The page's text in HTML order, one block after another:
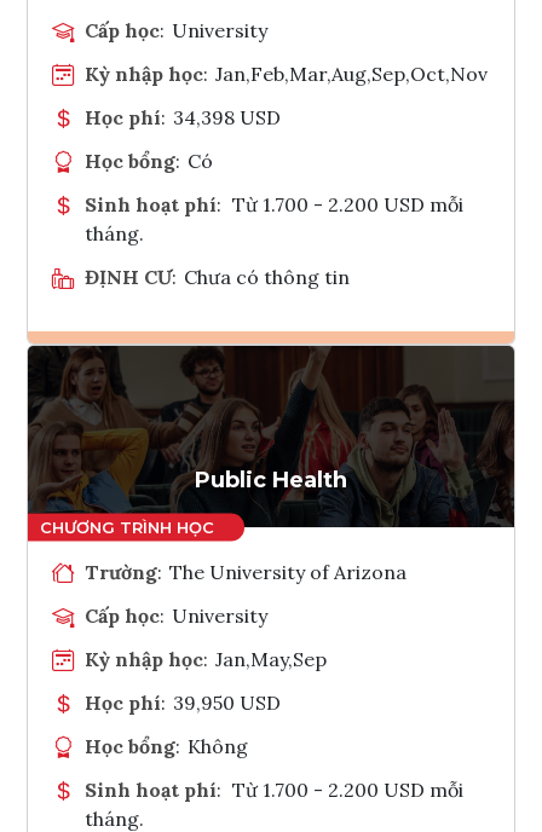
Cấp học: University
Kỳ nhập học: Jan,Feb,Mar,Aug,Sep,Oct,Nov
Học phí: 34,398 USD
Học bổng: Có
Sinh hoạt phí: Từ 1.700 - 2.200 USD mỗi
tháng.
ĐỊNH CƯ: Chưa có thông tin
Ghi danh
Tham vấn Interlink
Public Health
Trường: The University of Arizona
Cấp học: University
Kỳ nhập học: Jan,May,Sep
Học phí: 39,950 USD
Học bổng: Không
Sinh hoạt phí: Từ 1.700 - 2.200 USD mỗi
tháng.